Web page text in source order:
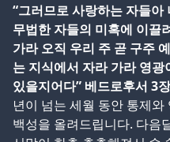
“그러므로 사랑하는 자들
무법한 자들의 미혹에 이끌
가라 오직 우리 주 곧 구주
는 지식에서 자라 가라 영
있을지어다” 베드로후서 3
년이 넘는 세월 동안 통제
백성을 올려드립니다. 다음